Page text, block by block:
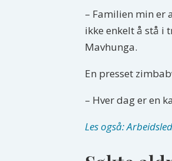
– Familien min er
ikke enkelt å stå i
Mavhunga.
En presset
– Hver dag er en
Les også: